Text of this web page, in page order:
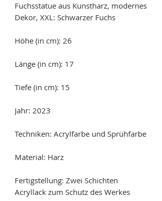
Fuchsstatue aus Kunstharz, modernes
Dekor, XXL: Schwarzer Fuchs
Höhe (in cm): 26
Länge (in cm): 17
Tiefe (in cm): 15
Jahr: 2023
Techniken: Acrylfarbe und Sprühfarbe
Material: Harz
Fertigstellung: Zwei Schichten
Acryllack zum Schutz des Werkes